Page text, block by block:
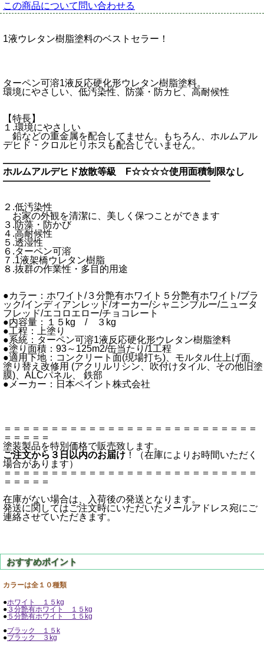
この商品について問い合わせる
1液ウレタン樹脂塗料のベストセラー！
ターペン可溶1液反応硬化形ウレタン樹脂塗料。
環境にやさしい、低汚染性、防藻・防カビ、高耐候性
【特長】
１.環境にやさしい
鉛などの重金属を配合してません。もちろん、ホルムアル
デヒド・クロルヒリホスも配合していません。
――――――――――――――――――――――
ホルムアルデヒド放散等級 F☆☆☆☆使用面積制限なし
――――――――――――――――――――――
２.低汚染性
お家の外観を清潔に、美しく保つことができます
３.防藻・防かび
４.高耐候性
５.透湿性
６.ターペン可溶
７.1液架橋ウレタン樹脂
８.抜群の作業性・多目的用途
●カラー：ホワイト/３分艶有ホワイト５分艶有ホワイト/ブラ
ック/インディアンレッド/オーカー/シャニンブルー/ニュータ
フレッド/エコロエロー/チョコレート
●内容量：１５kg / ３kg
●工程：上塗り
●系統：ターペン可溶1液反応硬化形ウレタン樹脂塗料
●塗り面積：93～125m2/缶当たり/1工程
●適用下地：コンクリート面(現場打ち)、モルタル仕上げ面、
塗り替え改修用 (アクリルリシン、吹付けタイル、その他旧塗
膜)、ALCパネル、 鉄部
●メーカー：日本ペイント株式会社
＝＝＝＝＝＝＝＝＝＝＝＝＝＝＝＝＝＝＝＝＝＝＝＝＝＝＝
＝＝＝＝＝
塗装製品を特別価格で販売致します。
ご注文から３日以内のお届け ！（在庫によりお時間いただく
場合があります）
＝＝＝＝＝＝＝＝＝＝＝＝＝＝＝＝＝＝＝＝＝＝＝＝＝＝＝
＝＝＝＝＝
在庫がない場合は、入荷後の発送となります。
発送に関してはご注文時にいただいたメールアドレス宛にご
連絡させていただきます。
カラーは全１０種類
●ホワイト １５kg
● ３分艶有ホワイト １５kg
● ５分艶有ホワイト １５kg
●ブラック １５k
●ブラック ３kg